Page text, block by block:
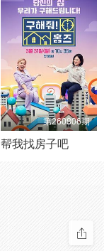
第260806期
帮我找房子吧